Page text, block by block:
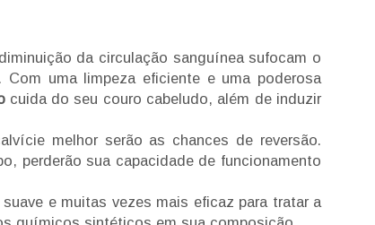
da circulação sanguínea sufocam o
uma limpeza eficiente e uma poderosa
cuida do seu couro cabeludo, além de induzir
melhor serão as chances de reversão.
perderão sua capacidade de funcionamento
e muitas vezes mais eficaz para tratar a